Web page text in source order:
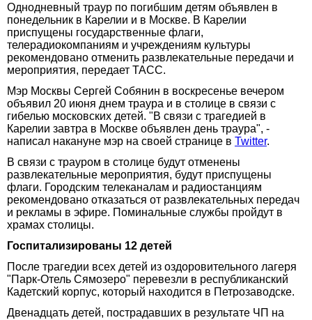
Однодневный траур по погибшим детям объявлен в
понедельник в Карелии и в Москве. В Карелии
приспущены государственные флаги,
телерадиокомпаниям и учреждениям культуры
рекомендовано отменить развлекательные передачи и
мероприятия, передает ТАСС.
Мэр Москвы Сергей Собянин в воскресенье вечером
объявил 20 июня днем траура и в столице в связи с
гибелью московских детей. "В связи с трагедией в
Карелии завтра в Москве объявлен день траура", -
написал накануне мэр на своей странице в Twitter.
В связи с трауром в столице будут отменены
развлекательные мероприятия, будут приспущены
флаги. Городским телеканалам и радиостанциям
рекомендовано отказаться от развлекательных передач
и рекламы в эфире. Поминальные службы пройдут в
храмах столицы.
Госпитализированы 12 детей
После трагедии всех детей из оздоровительного лагеря
"Парк-Отель Сямозеро" перевезли в республиканский
Кадетский корпус, который находится в Петрозаводске.
Двенадцать детей, пострадавших в результате ЧП на